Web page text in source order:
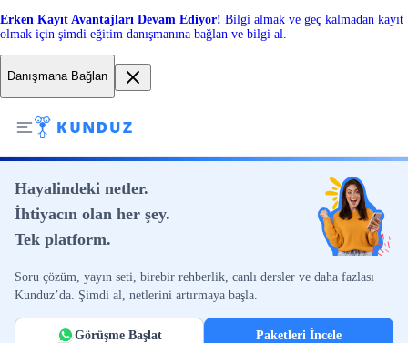
Erken Kayıt Avantajları Devam Ediyor! Bilgi almak ve geç kalmadan kayıt
olmak için şimdi eğitim danışmanına bağlan ve bilgi al.
Danışmana Bağlan
Hayalindeki netler.
İhtiyacın olan her şey.
Tek platform.
Soru çözüm, yayın seti, birebir rehberlik, canlı dersler ve daha fazlası
Kunduz’da. Şimdi al, netlerini artırmaya başla.
Görüşme Başlat Paketleri İncele